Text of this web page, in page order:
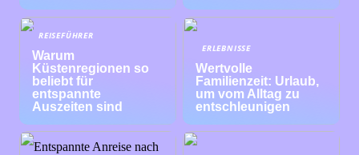
REISEFÜHRER
Warum
Küstenregionen so
beliebt für
entspannte
Auszeiten sind
ERLEBNISSE
Wertvolle
Familienzeit: Urlaub,
um vom Alltag zu
entschleunigen